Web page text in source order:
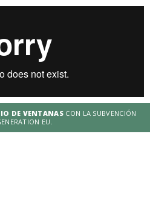
DE VENTANAS CON LA SUBVENCIÓN
EU.